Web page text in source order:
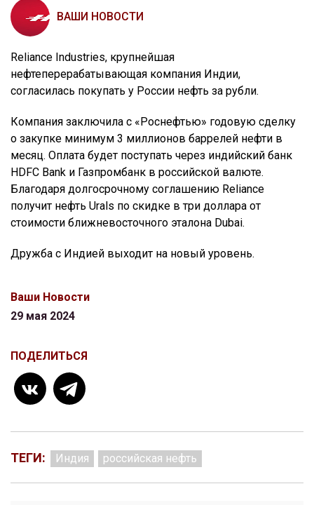
ВАШИ НОВОСТИ
Reliance Industries, крупнейшая
нефтеперерабатывающая компания Индии,
согласилась покупать у России нефть за рубли.
Компания заключила с «Роснефтью» годовую сделку
о закупке минимум 3 миллионов баррелей нефти в
месяц. Оплата будет поступать через индийский банк
HDFC Bank и Газпромбанк в российской валюте.
Благодаря долгосрочному соглашению Reliance
получит нефть Urals по скидке в три доллара от
стоимости ближневосточного эталона Dubai.
Дружба с Индией выходит на новый уровень.
Ваши Новости
29 мая 2024
ПОДЕЛИТЬСЯ
ТЕГИ: Индия российская нефть